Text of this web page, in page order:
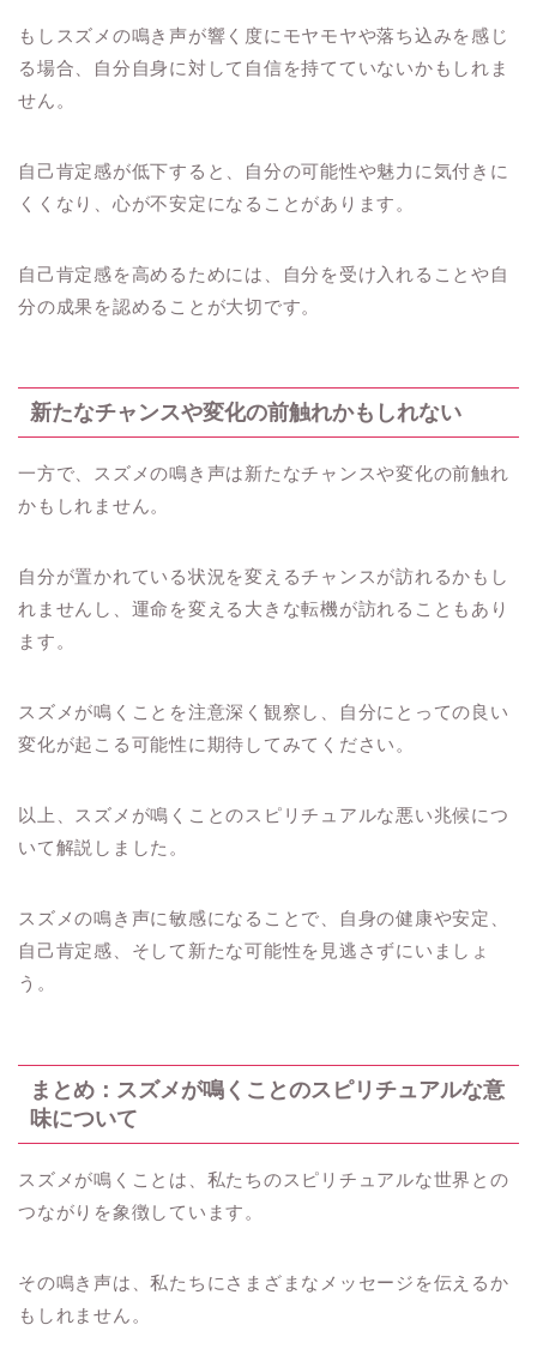
もしスズメの鳴き声が響く度にモヤモヤや落ち込みを感じ
る場合、自分自身に対して自信を持てていないかもしれま
せん。
自己肯定感が低下すると、自分の可能性や魅力に気付きに
くくなり、心が不安定になることがあります。
自己肯定感を高めるためには、自分を受け入れることや自
分の成果を認めることが大切です。
新たなチャンスや変化の前触れかもしれない
一方で、スズメの鳴き声は新たなチャンスや変化の前触れ
かもしれません。
自分が置かれている状況を変えるチャンスが訪れるかもし
れませんし、運命を変える大きな転機が訪れることもあり
ます。
スズメが鳴くことを注意深く観察し、自分にとっての良い
変化が起こる可能性に期待してみてください。
以上、スズメが鳴くことのスピリチュアルな悪い兆候につ
いて解説しました。
スズメの鳴き声に敏感になることで、自身の健康や安定、
自己肯定感、そして新たな可能性を見逃さずにいましょ
う。
まとめ：スズメが鳴くことのスピリチュアルな意
味について
スズメが鳴くことは、私たちのスピリチュアルな世界との
つながりを象徴しています。
その鳴き声は、私たちにさまざまなメッセージを伝えるか
もしれません。